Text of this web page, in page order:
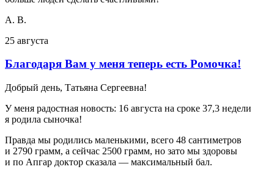
А. В.
25 августа
Благодаря Вам у меня теперь есть Ромочка!
Добрый день, Татьяна Сергеевна!
У меня радостная новость: 16 августа на сроке 37,3 недели
я родила сыночка!
Правда мы родились маленькими, всего 48 сантиметров
и 2790 грамм, а сейчас 2500 грамм, но зато мы здоровы
и по Апгар доктор сказала — максимальный бал.